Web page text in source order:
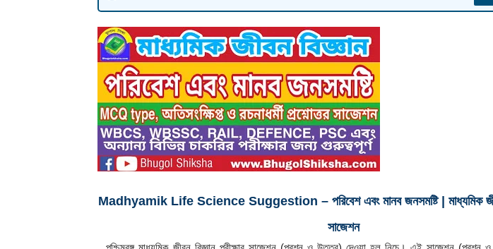
Madhyamik Life Science Suggestion – পরিবেশ এবং মানব জনসমষ্টি | মাধ্যমিক
সাজেশন